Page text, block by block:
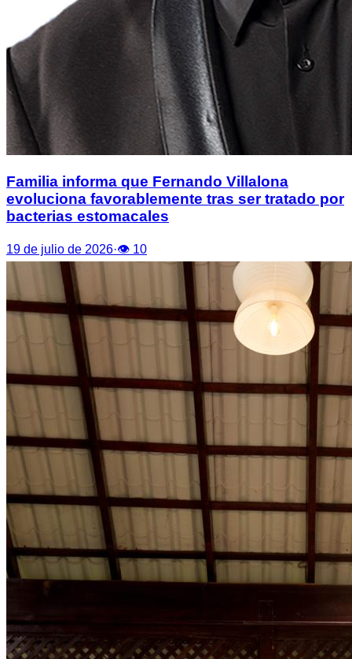
Familia informa que Fernando Villalona
evoluciona favorablemente tras ser tratado por
bacterias estomacales
19 de julio de 2026·👁 10